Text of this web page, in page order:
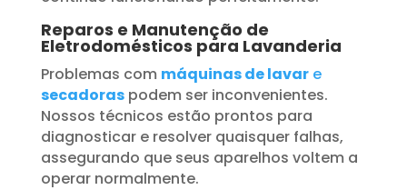
Reparos e Manutenção de
Eletrodomésticos para Lavanderia
Problemas com máquinas de lavare
secadoraspodem ser inconvenientes.
Nossos técnicos estão prontos para
diagnosticar e resolver quaisquer falhas,
assegurando que seus aparelhos voltem a
operar normalmente.